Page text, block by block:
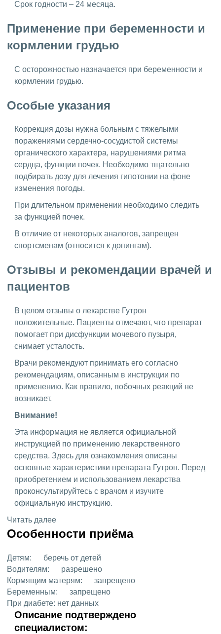
Срок годности – 24 месяца.
Применение при беременности и
кормлении грудью
С осторожностью назначается при беременности и
кормлении грудью.
Особые указания
Коррекция дозы нужна больным с тяжелыми
поражениями сердечно-сосудистой системы
органического характера, нарушениями ритма
сердца, функции почек. Необходимо тщательно
подбирать дозу для лечения гипотонии на фоне
изменения погоды.
При длительном применении необходимо следить
за функцией почек.
В отличие от некоторых аналогов, запрещен
спортсменам (относится к допингам).
Отзывы и рекомендации врачей и
пациентов
В целом отзывы о лекарстве Гутрон
положительные. Пациенты отмечают, что препарат
помогает при дисфункции мочевого пузыря,
снимает усталость.
Врачи рекомендуют принимать его согласно
рекомендациям, описанным в инструкции по
применению. Как правило, побочных реакций не
возникает.
Внимание!
Эта информация не является официальной
инструкцией по применению лекарственного
средства. Здесь для ознакомления описаны
основные характеристики препарата Гутрон. Перед
приобретением и использованием лекарства
проконсультируйтесь с врачом и изучите
официальную инструкцию.
Читать далее
Особенности приёма
Детям:
беречь от детей
Водителям:
разрешено
Кормящим матерям:
запрещено
Беременным:
запрещено
При диабете: нет данных
Описание подтверждено
специалистом: